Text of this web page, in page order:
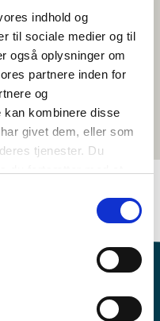
indhold og
til sociale medier og til
også oplysninger om
partnere inden for
og
kan kombinere disse
givet dem, eller som
tjenester. Du